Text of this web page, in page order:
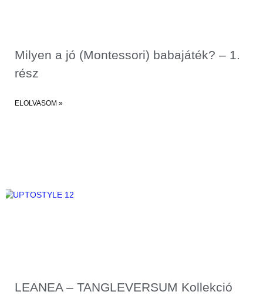
Milyen a jó (Montessori) babajáték? – 1.
rész
ELOLVASOM »
LEANEA – TANGLEVERSUM Kollekció